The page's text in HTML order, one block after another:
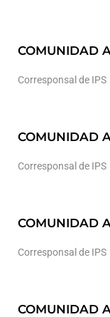
COMUNIDAD
Corresponsal de IPS
COMUNIDAD
Corresponsal de IPS
COMUNIDAD
Corresponsal de IPS
COMUNIDAD